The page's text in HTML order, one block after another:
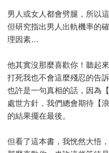
男人或女人都會劈腿，所以
但研究指出男人出軌機率的
理因素…
他其實沒那麼喜歡你！聽起
打死我也不會這麼殘忍的告
也許是一句真相的話，因為
處世方針，我們總會期待【
的結果擺在最後。
但看了這本書，我恍然大悟